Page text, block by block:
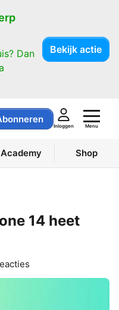
Dan
Bekijk actie
Inloggen Menu
Academy Shop
14 heet